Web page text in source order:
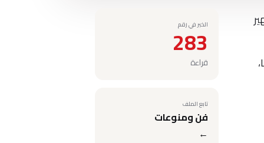
الخبر في رقم
283
قراءة
تابع الملف
فن ومنوعات
←